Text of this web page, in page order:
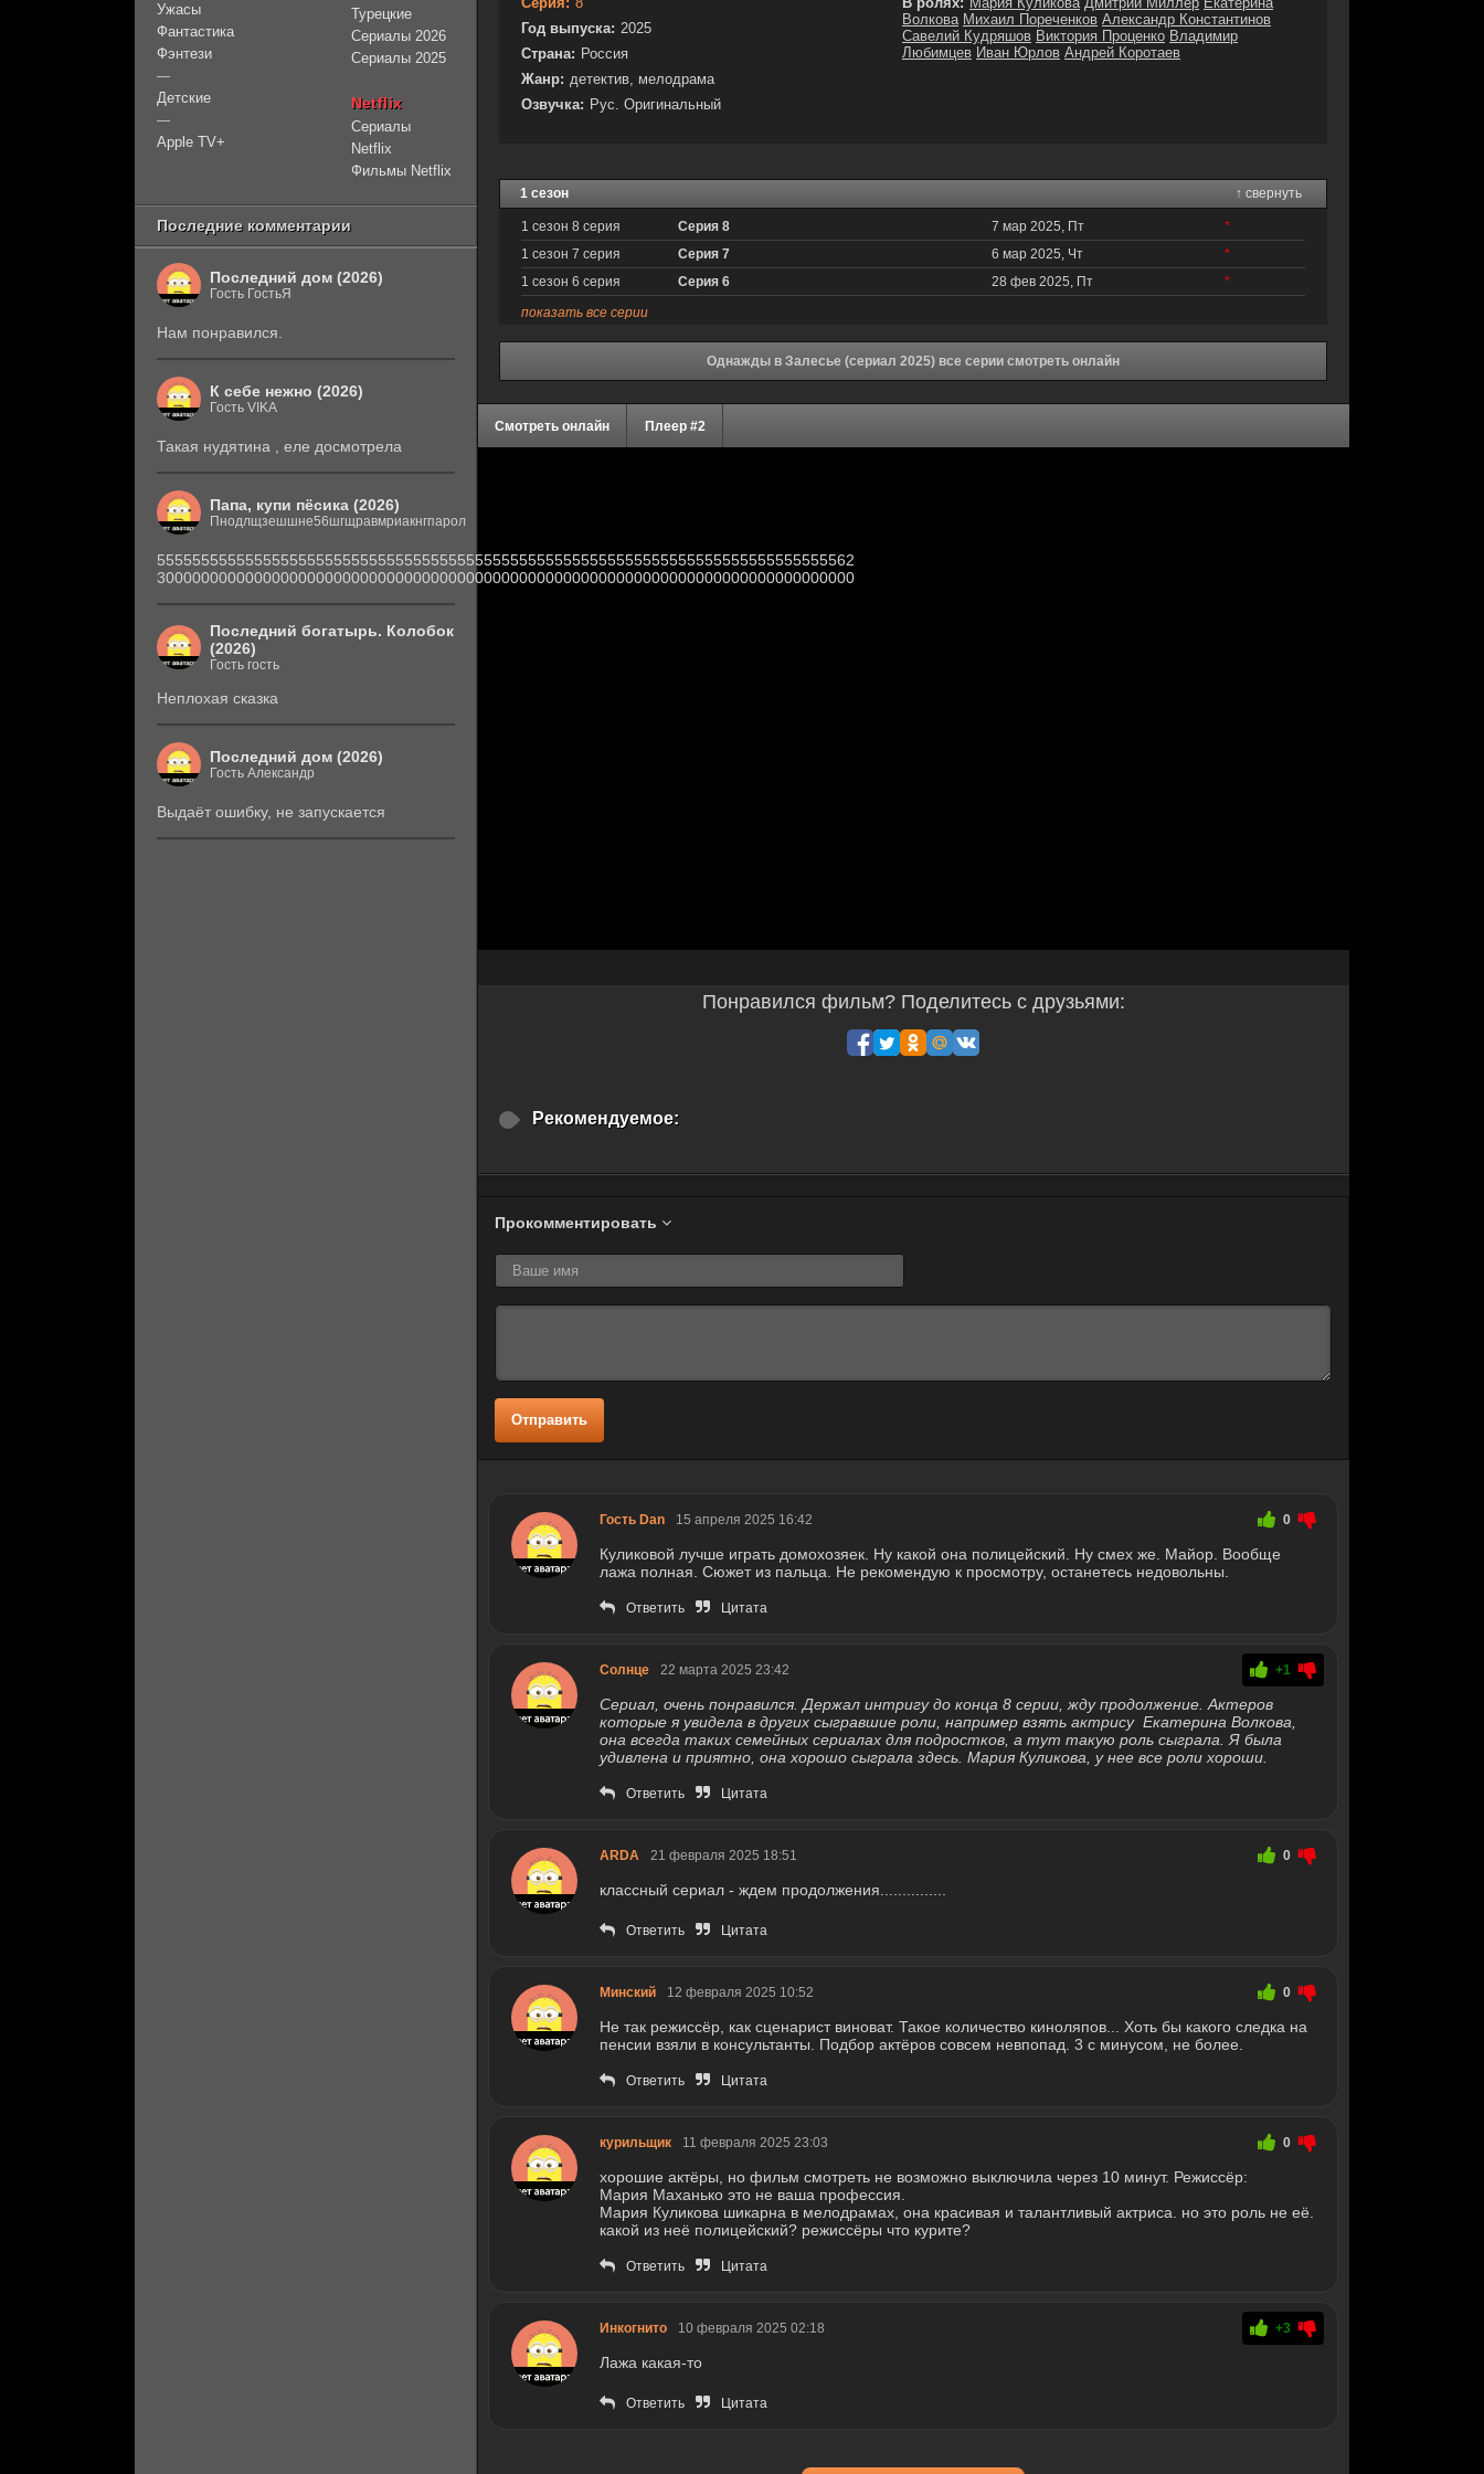
Год выпуска: 2025
Страна: Россия
Жанр: детектив, мелодрама
Озвучка: Рус. Оригинальный
Волкова Михаил Пореченков Александр Константинов
Савелий Кудряшов Виктория Проценко Владимир
Любимцев Иван Юрлов Андрей Коротаев
1 сезон ↑ свернуть
1 сезон 8 серия Серия 8 7 мар 2025, Пт
*
1 сезон 7 серия
Серия 7 6 мар 2025, Чт
*
1 сезон 6 серия
Серия 6 28 фев 2025, Пт
*
показать все серии
Однажды в Залесье (сериал 2025) все серии смотреть онлайн
Смотреть онлайн Плеер #2
Понравился фильм? Поделитесь с друзьями:
Рекомендуемое:
Прокомментировать
Отправить
Гость Dan 15 апреля 2025 16:42 0
Куликовой лучше играть домохозяек. Ну какой она полицейский. Ну смех же. Майор. Вообще
лажа полная. Сюжет из пальца. Не рекомендую к просмотру, останетесь недовольны.
Ответить Цитата
Солнце 22 марта 2025 23:42 +1
Сериал, очень понравился. Держал интригу до конца 8 серии, жду продолжение. Актеров
которые я увидела в других сыгравшие роли, например взять актрису Екатерина Волкова,
она всегда таких семейных сериалах для подростков, а тут такую роль сыграла. Я была
удивлена и приятно, она хорошо сыграла здесь. Мария Куликова, у нее все роли хороши.
Ответить Цитата
ARDA 21 февраля 2025 18:51 0
классный сериал - ждем продолжения...............
Ответить Цитата
Минский 12 февраля 2025 10:52 0
Не так режиссёр, как сценарист виноват. Такое количество киноляпов... Хоть бы какого следка на
пенсии взяли в консультанты. Подбор актёров совсем невпопад. 3 с минусом, не более.
Ответить Цитата
курильщик 11 февраля 2025 23:03 0
хорошие актёры, но фильм смотреть не возможно выключила через 10 минут. Режиссёр:
Мария Маханько это не ваша профессия.
Мария Куликова шикарна в мелодрамах, она красивая и талантливый актриса. но это роль не её.
какой из неё полицейский? режиссёры что курите?
Ответить Цитата
Инкогнито 10 февраля 2025 02:18 +3
Лажа какая-то
Ответить Цитата
Ужасы
Фантастика
Фэнтези
—
Детские
—
Apple TV+
Турецкие
Сериалы 2026
Сериалы 2025
Netflix
Сериалы
Netflix
Фильмы Netflix
Последние комментарии
Последний дом (2026)
Гость ГостьЯ
Нам понравился.
К себе нежно (2026)
Гость VIKA
Такая нудятина , еле досмотрела
Папа, купи пёсика (2026)
Пнодлщзешшне56шгщравмриакнгпарол
5555555555555555555555555555555555555555555555555555555555555555555555555555562
3000000000000000000000000000000000000000000000000000000000000000000000000000000
Последний богатырь. Колобок
(2026)
Гость гость
Неплохая сказка
Последний дом (2026)
Гость Александр
Выдаёт ошибку, не запускается